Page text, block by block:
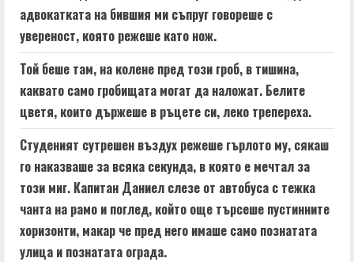
R
e
a
d
i
n
g
адвокатката на бившия ми съпруг говореше с
увереност, която режеше като нож.
Той беше там, на колене пред този гроб, в тишина,
каквато само гробищата могат да наложат. Белите
цветя, които държеше в ръцете си, леко трепереха.
Студеният сутрешен въздух режеше гърлото му, сякаш
го наказваше за всяка секунда, в която е мечтал за
този миг. Капитан Даниел слезе от автобуса с тежка
чанта на рамо и поглед, който още търсеше пустинните
хоризонти, макар че пред него имаше само познатата
улица и познатата ограда.